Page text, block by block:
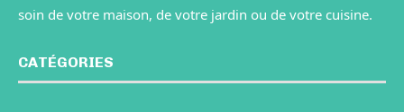
soin de votre maison, de votre jardin ou de votre cuisine.
CATÉGORIES